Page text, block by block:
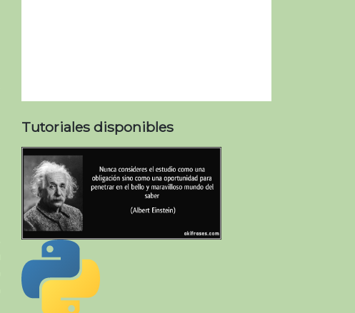
Tutoriales disponibles